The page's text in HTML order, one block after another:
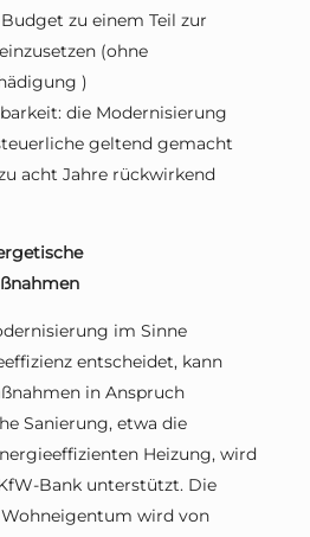
zu einem Teil zur
(ohne
)
die Modernisierung
geltend gemacht
acht Jahre rückwirkend
im Sinne
entscheidet, kann
in Anspruch
Sanierung, etwa die
Heizung, wird
Bank unterstützt. Die
wird von